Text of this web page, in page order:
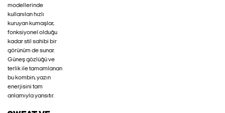
modellerinde
kullanılan hızlı
kuruyan kumaşlar,
fonksiyonel olduğu
kadar stil sahibi bir
görünüm de sunar.
Güneş gözlüğü ve
terlik ile tamamlanan
bu kombin, yazın
enerjisini tam
anlamıyla yansıtır.